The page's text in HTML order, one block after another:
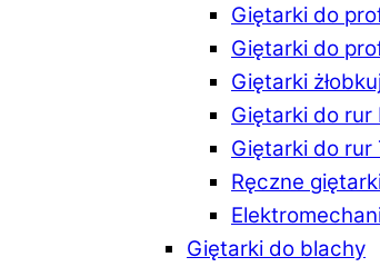
Giętarki do
Giętarki do
Giętarki
Giętarki do rur
Giętarki do rur
Ręczne
Giętarki do blachy